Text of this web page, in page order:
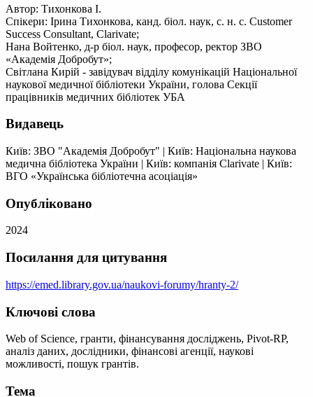
Автор: Тихонкова І.
Спікери: Ірина Тихонкова, канд. біол. наук, с. н. с. Customer
Success Consultant, Clarivate;
Нана Войтенко, д-р біол. наук, професор, ректор ЗВО
«Академія Добробут»;
Світлана Кирій - завідувач відділу комунікацій Національної
наукової медичної бібліотеки України, голова Секції
працівників медичних бібліотек УБА
Видавець
Київ: ЗВО "Академія Добробут" | Київ: Національна наукова
медична бібліотека України | Київ: компанія Clarivate | Київ:
ВГО «Українська бібліотечна асоціація»
Опубліковано
2024
Посилання для цитування
https://emed.library.gov.ua/naukovi-forumy/hranty-2/
Ключові слова
Web of Science, гранти, фінансування досліджень, Pivot-RP,
аналіз даних, дослідники, фінансові агенції, наукові
можливості, пошук грантів.
Тема